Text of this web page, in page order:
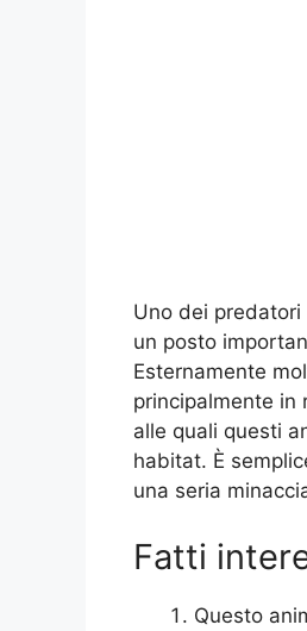
Uno dei
un posto
Esternamente
principalmente in
alle quali questi
habitat. È
una seria
Fatti
Questo